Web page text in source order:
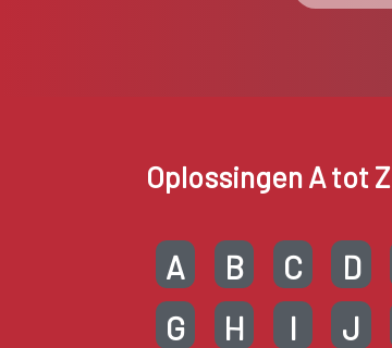
Oplossingen A tot Z
A B C D
G
H I J